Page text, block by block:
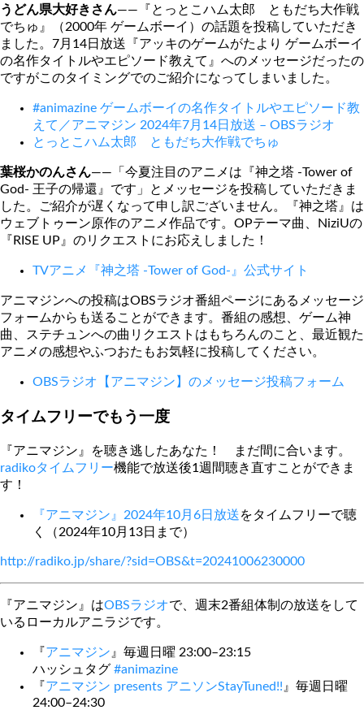
うどん県大好きさん――『とっとこハム太郎 ともだち大作戦
でちゅ』（2000年 ゲームボーイ）の話題を投稿していただき
ました。7月14日放送『アッキのゲームがたより ゲームボーイ
の名作タイトルやエピソード教えて』へのメッセージだったの
ですがこのタイミングでのご紹介になってしまいました。
#animazine ゲームボーイの名作タイトルやエピソード教
えて／アニマジン 2024年7月14日放送 – OBSラジオ
とっとこハム太郎 ともだち大作戦でちゅ
葉桜かのんさん――「今夏注目のアニメは『神之塔 -Tower of
God- 王子の帰還』です」とメッセージを投稿していただきま
した。ご紹介が遅くなって申し訳ございません。『神之塔』は
ウェブトゥーン原作のアニメ作品です。OPテーマ曲、NiziUの
『RISE UP』のリクエストにお応えしました！
TVアニメ『神之塔 -Tower of God-』公式サイト
アニマジンへの投稿はOBSラジオ番組ページにあるメッセージ
フォームからも送ることができます。番組の感想、ゲーム神
曲、ステチュンへの曲リクエストはもちろんのこと、最近観た
アニメの感想やふつおたもお気軽に投稿してください。
OBSラジオ【アニマジン】のメッセージ投稿フォーム
タイムフリーでもう一度
『アニマジン』を聴き逃したあなた！ まだ間に合います。
radikoタイムフリー機能で放送後1週間聴き直すことができま
す！
『アニマジン』2024年10月6日放送をタイムフリーで聴
く（2024年10月13日まで）
http://radiko.jp/share/?sid=OBS&t=20241006230000
『アニマジン』はOBSラジオで、週末2番組体制の放送をして
いるローカルアニラジです。
『 アニマジン 』毎週日曜 23:00–23:15
ハッシュタグ #animazine
『 アニマジン presents アニソンStayTuned!! 』毎週日曜
24:00–24:30